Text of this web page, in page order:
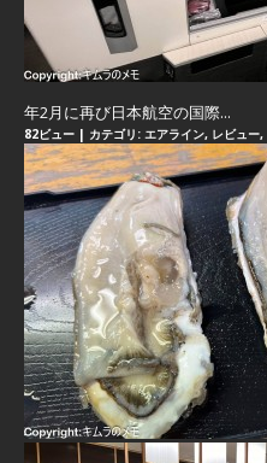
年2月に再び日本航空の国際...
82ビュー | カテゴリ: エアライン, レビュー,